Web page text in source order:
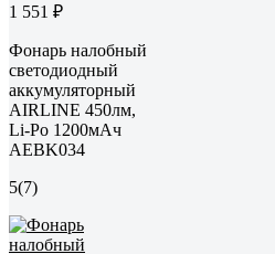
1 551 ₽
Фонарь налобный
светодиодный
аккумуляторный
AIRLINE 450лм,
Li-Po 1200мАч
AEBK034
5(7)